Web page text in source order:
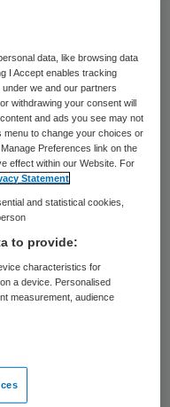
geboortezorg.
procedure
een brief het
Zorg
KNOV wat het
vlot te
is de
de invulling
moet de
en door alle
data, like browsing data
I Accept enables tracking
we and our partners
withdrawing your consent will
and ads you see may not
menu to change your choices or
Preferences link on the
effect within our Website. For
Statement
and statistical cookies,
to provide:
characteristics for
a device. Personalised
measurement, audience